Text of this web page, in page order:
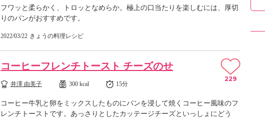
フワッと柔らかく、トロッとなめらか。極上の口当たりを楽しむには、厚切
りのパンがおすすめです。
2022/03/22 きょうの料理レシピ
コーヒーフレンチトースト チーズのせ
井澤 由美子 300 kcal 15分
コーヒー牛乳と卵をミックスしたものにパンを浸して焼くコーヒー風味のフ
レンチトーストです。あっさりとしたカッテージチーズといっしょにどう
229